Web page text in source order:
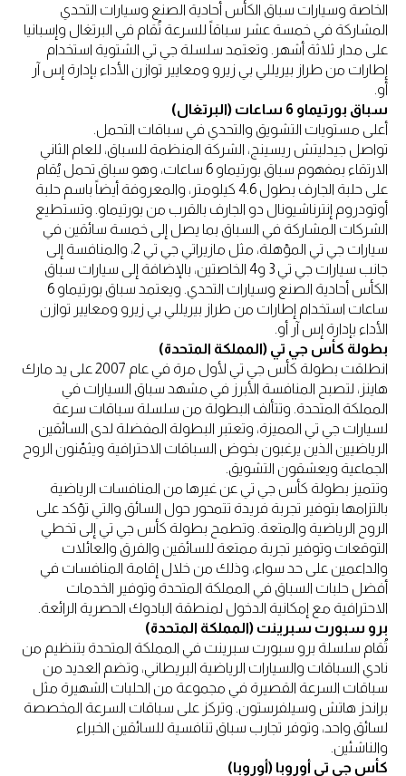
الخاصة وسيارات سباق الكأس أحادية الصنع وسيارات التحدي
المشاركة في خمسة عشر سباقاً للسرعة تُقام في البرتغال وإسبانيا
على مدار ثلاثة أشهر. وتعتمد سلسلة جي تي الشتوية استخدام
إطارات من طراز بيريللي بي زيرو ومعايير توازن الأداء بإدارة إس آر
أو.
سباق بورتيماو 6 ساعات (البرتغال)
أعلى مستويات التشويق والتحدي في سباقات التحمل.
تواصل جيدليتش ريسينج، الشركة المنظمة للسباق، للعام الثاني
الارتقاء بمفهوم سباق بورتيماو 6 ساعات، وهو سباق تحمل يُقام
على حلبة الجارف بطول 4.6 كيلومتر، والمعروفة أيضاً باسم حلبة
أوتودروم إنترناشيونال دو الجارف بالقرب من بورتيماو. وتستطيع
الشركات المشاركة في السباق بما يصل إلى خمسة سائقين في
سيارات جي تي المؤهلة، مثل مازيراتي جي تي 2، والمنافسة إلى
جانب سيارات جي تي 3 و4 الخاصتين، بالإضافة إلى سيارات سباق
الكأس أحادية الصنع وسيارات التحدي. ويعتمد سباق بورتيماو 6
ساعات استخدام إطارات من طراز بيريللي بي زيرو ومعايير توازن
الأداء بإدارة إس آر أو.
بطولة كأس جي تي (المملكة المتحدة)
انطلقت بطولة كأس جي تي لأول مرة في عام 2007 على يد مارك
هاينز، لتصبح المنافسة الأبرز في مشهد سباق السيارات في
المملكة المتحدة. وتتألف البطولة من سلسلة سباقات سرعة
لسيارات جي تي المميزة، وتعتبر البطولة المفضلة لدى السائقين
الرياضيين الذين يرغبون بخوض السباقات الاحترافية ويثمّنون الروح
الجماعية ويعشقون التشويق.
وتتميز بطولة كأس جي تي عن غيرها من المنافسات الرياضية
بالتزامها بتوفير تجربة فريدة تتمحور حول السائق والتي تؤكد على
الروح الرياضية والمتعة. وتطمح بطولة كأس جي تي إلى تخطي
التوقعات وتوفير تجربة ممتعة للسائقين والفرق والعائلات
والداعمين على حد سواء، وذلك من خلال إقامة المنافسات في
أفضل حلبات السباق في المملكة المتحدة وتوفير الخدمات
الاحترافية مع إمكانية الدخول لمنطقة البادوك الحصرية الرائعة.
برو سبورت سبرينت (المملكة المتحدة)
تُقام سلسلة برو سبورت سبرينت في المملكة المتحدة بتنظيم من
نادي السباقات والسيارات الرياضية البريطاني، وتضم العديد من
سباقات السرعة القصيرة في مجموعة من الحلبات الشهيرة مثل
براندز هاتش وسيلفرستون. وتركز على سباقات السرعة المخصصة
لسائق واحد، وتوفر تجارب سباق تنافسية للسائقين الخبراء
والناشئين.
كأس جي تي أوروبا (أوروبا)